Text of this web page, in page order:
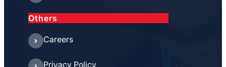
Others
Careers
Privacy Policy